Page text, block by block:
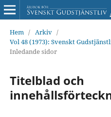
Hem / Arkiv /
Vol 48 (1973): Svenskt
Inledande sidor
Titelblad och